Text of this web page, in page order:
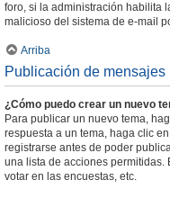
foro, si la administración habilita
malicioso del sistema de e-mail
Arriba
Publicación de mensajes
¿Cómo puedo crear un nuevo
Para publicar un nuevo tema,
respuesta a un tema, haga clic
registrarse antes de poder
una lista de acciones permitidas.
votar en las encuestas, etc.